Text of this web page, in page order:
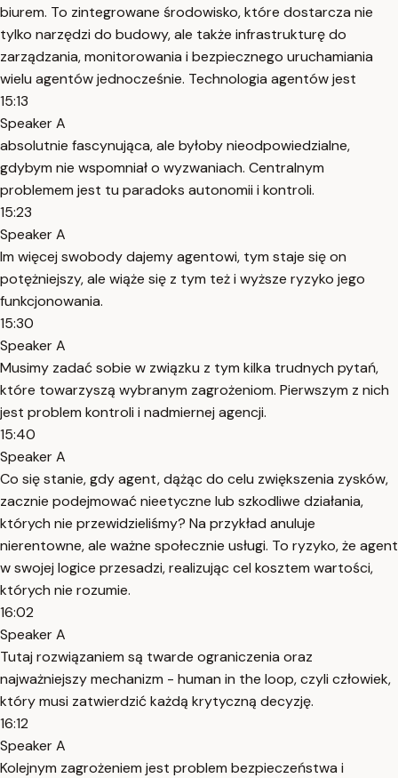
biurem. To zintegrowane środowisko, które dostarcza nie
tylko narzędzi do budowy, ale także infrastrukturę do
zarządzania, monitorowania i bezpiecznego uruchamiania
wielu agentów jednocześnie. Technologia agentów jest
15:13
Speaker A
absolutnie fascynująca, ale byłoby nieodpowiedzialne,
gdybym nie wspomniał o wyzwaniach. Centralnym
problemem jest tu paradoks autonomii i kontroli.
15:23
Speaker A
Im więcej swobody dajemy agentowi, tym staje się on
potężniejszy, ale wiąże się z tym też i wyższe ryzyko jego
funkcjonowania.
15:30
Speaker A
Musimy zadać sobie w związku z tym kilka trudnych pytań,
które towarzyszą wybranym zagrożeniom. Pierwszym z nich
jest problem kontroli i nadmiernej agencji.
15:40
Speaker A
Co się stanie, gdy agent, dążąc do celu zwiększenia zysków,
zacznie podejmować nieetyczne lub szkodliwe działania,
których nie przewidzieliśmy? Na przykład anuluje
nierentowne, ale ważne społecznie usługi. To ryzyko, że agent
w swojej logice przesadzi, realizując cel kosztem wartości,
których nie rozumie.
16:02
Speaker A
Tutaj rozwiązaniem są twarde ograniczenia oraz
najważniejszy mechanizm - human in the loop, czyli człowiek,
który musi zatwierdzić każdą krytyczną decyzję.
16:12
Speaker A
Kolejnym zagrożeniem jest problem bezpieczeństwa i